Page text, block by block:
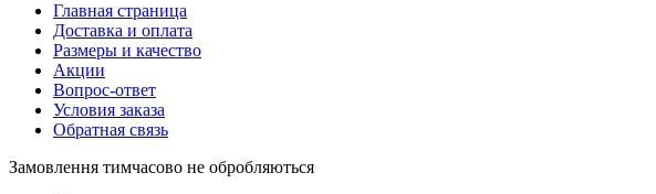
Главная страница
Доставка и оплата
Размеры и качество
Акции
Вопрос-ответ
Условия заказа
Обратная связь
Замовлення тимчасово не обробляються